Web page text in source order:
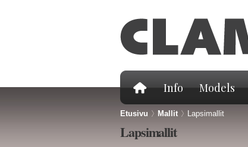
Info Models
Etusivu > Mallit> Lapsimallit
Lapsimallit